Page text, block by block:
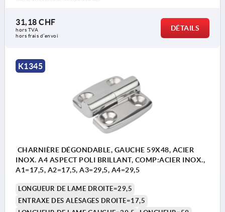
31,18 CHF
hors TVA
hors frais d’envoi
DÉTAILS
K1345
CHARNIÈRE DÉGONDABLE, GAUCHE 59X48, ACIER
INOX. A4 ASPECT POLI BRILLANT, COMP:ACIER INOX.,
A1=17,5, A2=17,5, A3=29,5, A4=29,5
LONGUEUR DE LAME DROITE=29,5
ENTRAXE DES ALÉSAGES DROITE=17,5